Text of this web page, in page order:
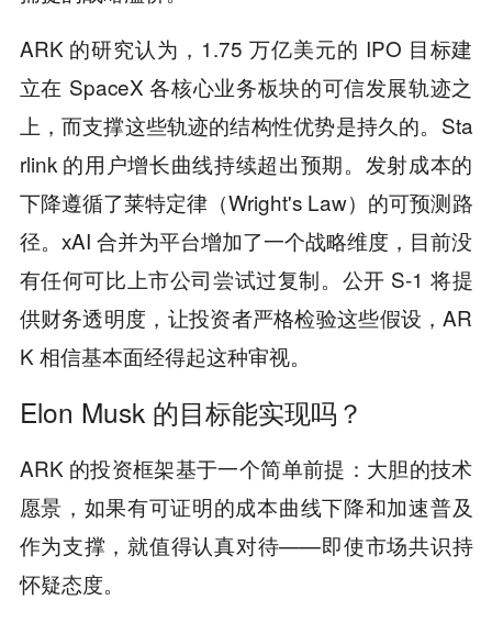
ARK 的研究认为，1.75 万亿美元的 IPO 目标建
立在 SpaceX 各核心业务板块的可信发展轨迹之
上，而支撑这些轨迹的结构性优势是持久的。Sta
rlink 的用户增长曲线持续超出预期。发射成本的
下降遵循了莱特定律（Wright's Law）的可预测路
径。xAI 合并为平台增加了一个战略维度，目前没
有任何可比上市公司尝试过复制。公开 S-1 将提
供财务透明度，让投资者严格检验这些假设，AR
K 相信基本面经得起这种审视。
Elon Musk 的目标能实现吗？
ARK 的投资框架基于一个简单前提：大胆的技术
愿景，如果有可证明的成本曲线下降和加速普及
作为支撑，就值得认真对待——即使市场共识持
怀疑态度。